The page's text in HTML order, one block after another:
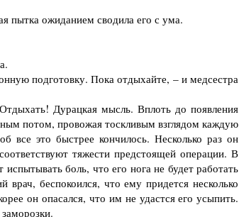
пытка ожиданием сводила его с ума.
подготовку. Пока отдыхайте, – и медсестра
Дурацкая мысль. Вплоть до появления
потом, провожая тоскливым взглядом каждую
это быстрее кончилось. Несколько раз он
тяжести предстоящей операции. В
боль, что его нога не будет работать
беспокоился, что ему придется несколько
он опасался, что им не удастся его усыпить.